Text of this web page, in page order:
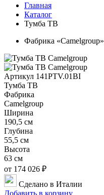
Главная
Каталог
Тумба ТВ
Фабрика «Camelgroup»
Артикул 141PTV.01BI
Тумба ТВ
Фабрика
Camelgroup
Ширина
190,5 см
Глубина
55,5 см
Высота
63 см
от 174 026 ₽
Сделано в Италии
Добавить в корзину